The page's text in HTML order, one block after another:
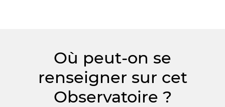
Où peut-on se
renseigner sur cet
Observatoire ?